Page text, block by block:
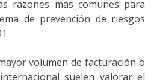
razones más comunes para
de prevención de riesgos
volumen de facturación o
suelen valorar el